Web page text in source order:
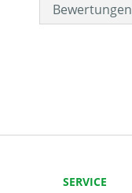
Bewertungen
SERVICE